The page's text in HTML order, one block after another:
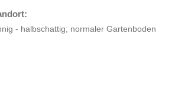
- halbschattig; normaler Gartenboden